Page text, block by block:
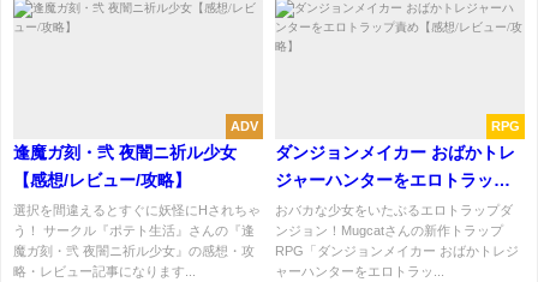
ADV
逢魔ガ刻・弐 夜闇ニ祈ル少女
【感想/レビュー/攻略】
選択を間違えるとすぐに妖怪にHされちゃ
う！ サークル『ポテト生活』さんの『逢
魔ガ刻・弐 夜闇ニ祈ル少女』の感想・攻
略・レビュー記事になります...
RPG
ダンジョンメイカー おばかトレ
ジャーハンターをエロトラップ
責め【感想/レビュー/攻略】
おバカな少女をいたぶるエロトラップダ
ンジョン！Mugcatさんの新作トラップ
RPG「ダンジョンメイカー おばかトレジ
ャーハンターをエロトラッ...